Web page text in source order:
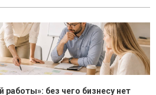
работы»: без чего бизнесу нет